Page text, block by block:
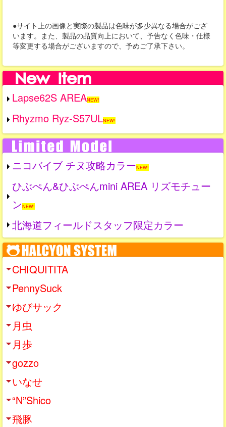
●サイト上の画像と実際の製品は色味が多少異なる場合がござ
います。また、製品の品質向上において、予告なく色味・仕様
等変更する場合がございますので、予めご了承下さい。
Lapse62S AREANEW!
Rhyzmo Ryz-S57ULNEW!
ニコバイブ チヌ攻略カラーNEW!
ひぶぺん&ひぶぺんmini AREA リズモチュー
ンNEW!
北海道フィールドスタッフ限定カラー
CHIQUITITA
PennySuck
ゆびサック
月虫
月歩
gozzo
いなせ
“N”Shico
飛豚